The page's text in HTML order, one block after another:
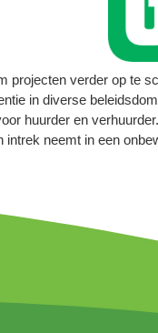
projecten verder op te
in diverse
huurder en
neemt in een